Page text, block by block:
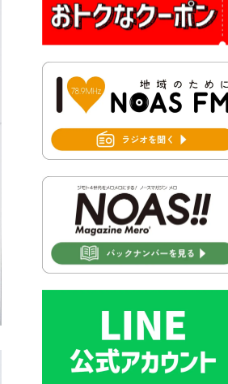
集！
2026年7月31日 第６次豊前市
総合計画後期基本計画策定業
書が変わります！
2026年7月30日 豊前市立豊前
中学校の進捗状況について
2026年7月30日 豊前市立学校
2026年7月30日 豊前市立学校
紹介≪再編計画の見直しにつ
いて≫
2026年7月29日 豊前市指定ご